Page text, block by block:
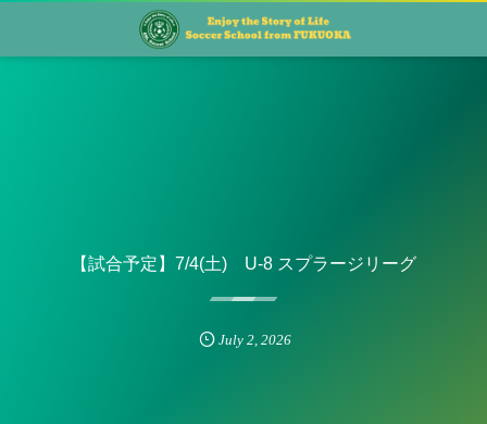
【試合予定】7/4(土) U-8 スプラージリーグ
July 2 ,2026